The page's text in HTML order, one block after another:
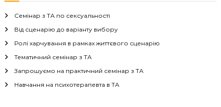
і
г
а
ц
Семінар з ТА по сексуальності
Від сценарію до варіанту вибору
Ролі харчування в рамках життєвого сценарію
Тематичний семінар з ТА
Запрошуємо на практичний семінар з ТА
Навчання на психотерапевта в ТА